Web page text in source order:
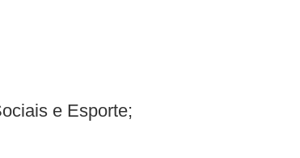
e Esporte;